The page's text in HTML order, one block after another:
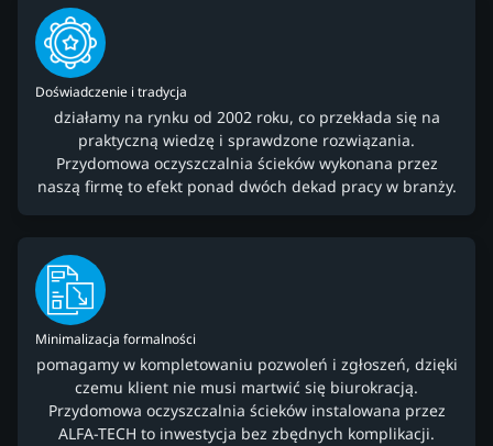
Doświadczenie i tradycja
działamy na rynku od 2002 roku, co przekłada się na
praktyczną wiedzę i sprawdzone rozwiązania.
Przydomowa oczyszczalnia ścieków wykonana przez
naszą firmę to efekt ponad dwóch dekad pracy w branży.
Minimalizacja formalności
pomagamy w kompletowaniu pozwoleń i zgłoszeń, dzięki
czemu klient nie musi martwić się biurokracją.
Przydomowa oczyszczalnia ścieków instalowana przez
ALFA-TECH to inwestycja bez zbędnych komplikacji.